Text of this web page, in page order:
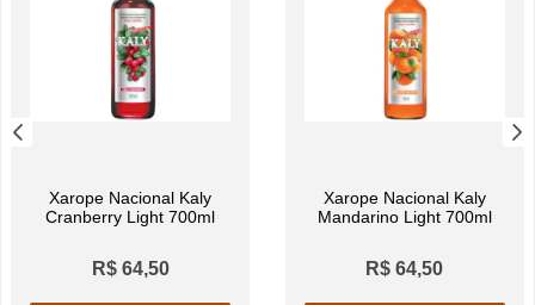
Xarope Nacional Kaly
Cranberry Light 700ml
R$ 64,50
Xarope Nacional Kaly
Mandarino Light 700ml
R$ 64,50